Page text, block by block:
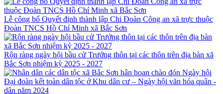
Lễ công bố Quyết định thành lập Chi Đoàn Công an xã trực thuộc
Đoàn TNCS Hồ Chí Minh xã Bắc Sơn
Rộn ràng ngày hội bầu cử Trưởng thôn tại các thôn trên địa bàn xã
Bắc Sơn nhiệm kỳ 2025 - 2027